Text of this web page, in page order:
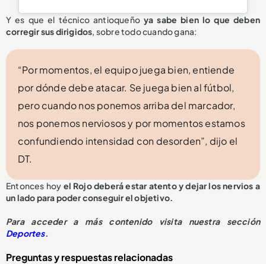
Y es que el técnico antioqueño ya sabe bien lo que deben
corregir sus dirigidos, sobre todo cuando gana:
“Por momentos, el equipo juega bien, entiende
por dónde debe atacar. Se juega bien al fútbol,
pero cuando nos ponemos arriba del marcador,
nos ponemos nerviosos y por momentos estamos
confundiendo intensidad con desorden”, dijo el
DT.
Entonces hoy el Rojo deberá estar atento y dejar los nervios a
un lado para poder conseguir el objetivo.
Para acceder a más contenido visita nuestra sección
Deportes.
Preguntas y respuestas relacionadas